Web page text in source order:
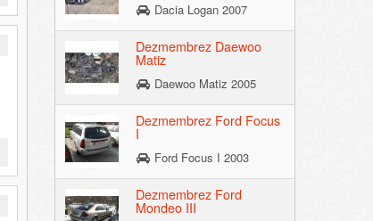
Dacia Logan 2007
Dezmembrez Daewoo
Matiz
Daewoo Matiz 2005
Dezmembrez Ford Focus
I
Ford Focus I 2003
Dezmembrez Ford
Mondeo III